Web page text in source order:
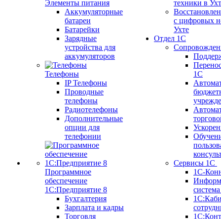
Элементы питания
Аккумуляторные
батареи
Батарейки
Зарядные
устройства для
аккумуляторов
Телефоны
IP Телефоны
Проводные
телефоны
Радиотелефоны
Дополнительные
опции для
телефонии
Программное
обеспечение
1С:Предприятие 8
Бухгалтерия
Зарплата и кадры
Торговля
техники в
с цифровых
Ухте
Отдел 1С
1С
Сервисы 1С
1С-